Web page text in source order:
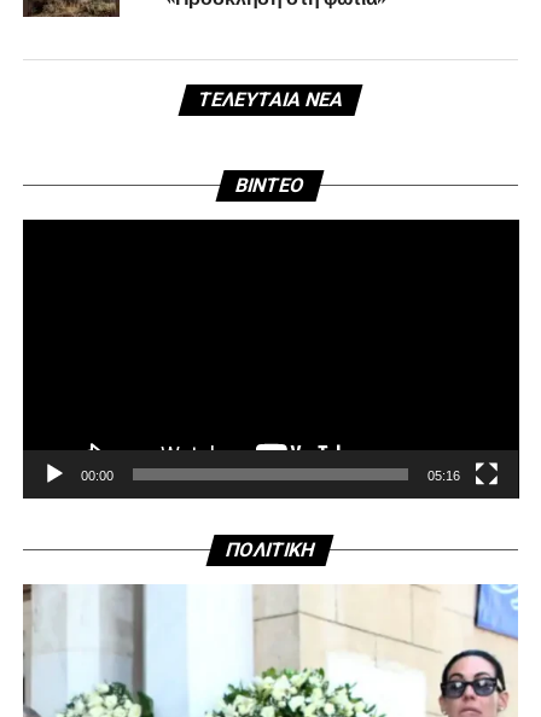
ΤΕΛΕΥΤΑΊΑ ΝΈΑ
BINTEO
00:00 05:16
ΠΟΛΙΤΙΚΗ